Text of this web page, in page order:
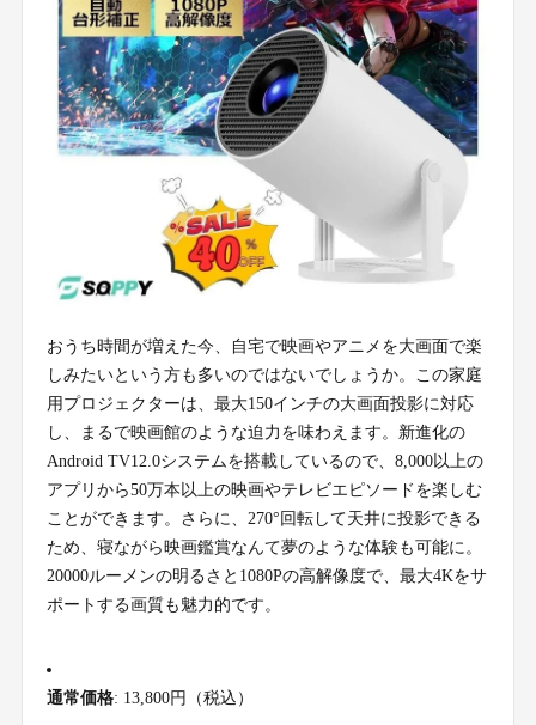
おうち時間が増えた今、自宅で映画やアニメを大画面で楽
しみたいという方も多いのではないでしょうか。この家庭
用プロジェクターは、最大150インチの大画面投影に対応
し、まるで映画館のような迫力を味わえます。新進化の
Android TV12.0システムを搭載しているので、8,000以上の
アプリから50万本以上の映画やテレビエピソードを楽しむ
ことができます。さらに、270°回転して天井に投影できる
ため、寝ながら映画鑑賞なんて夢のような体験も可能に。
20000ルーメンの明るさと1080Pの高解像度で、最大4Kをサ
ポートする画質も魅力的です。
通常価格: 13,800円（税込）